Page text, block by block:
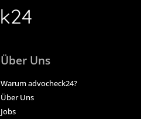
Über Uns
Warum advocheck24?
Über Uns
Jobs